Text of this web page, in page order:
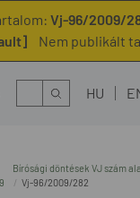
Vj-96/2009/
Nem publikált
Kereső HU
Bírósági döntések VJ szám
Vj-96/2009/282